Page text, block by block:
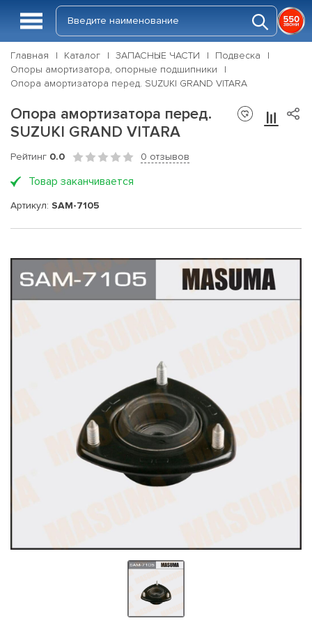
Главная Каталог ЗАПАСНЫЕ ЧАСТИ
Подвеска
Опоры амортизатора, опорные подшипники
Опора амортизатора перед. SUZUKI GRAND VITARA
Опора амортизатора перед.
SUZUKI GRAND VITARA
Рейтинг 0.0 0 отзывов
Товар заканчивается
Артикул: SAM-7105